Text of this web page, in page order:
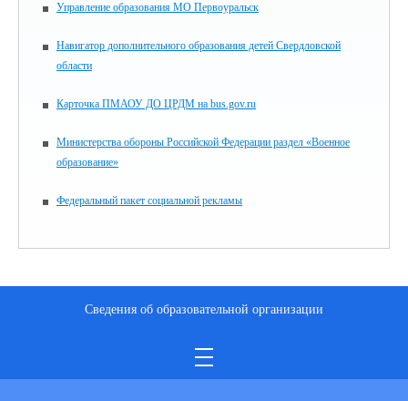
Управление образования МО Первоуральск
Навигатор дополнительного образования детей Свердловской
области
Карточка ПМАОУ ДО ЦРДМ на bus.gov.ru
Министерства обороны Российской Федерации раздел «Военное
образование»
Федеральный пакет социальной рекламы
Сведения об образовательной организации